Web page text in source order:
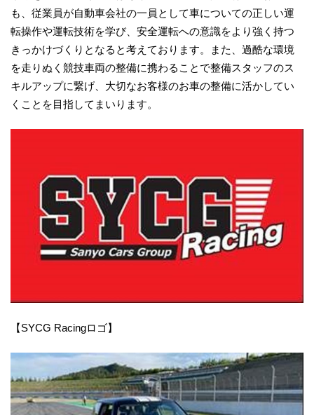
も、従業員が自動車会社の一員として車についての正しい運
転操作や運転技術を学び、安全運転への意識をより強く持つ
きっかけづくりとなると考えております。また、過酷な環境
を走りぬく競技車両の整備に携わることで整備スタッフのス
キルアップに繋げ、大切なお客様のお車の整備に活かしてい
くことを目指してまいります。
【SYCG Racingロゴ】